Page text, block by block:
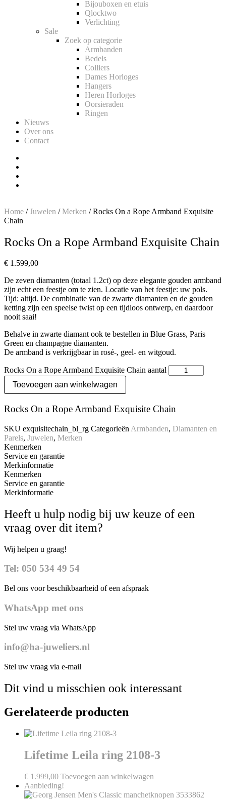
Bijouboxen en etuis
Qlocktwo
Verlichting
Sale
Zoek op categorie
Armbanden
Bedels
Colliers
Dames Horloges
Hangers
Heren Horloges
Oorsieraden
Ringen
Nieuws
Over ons
Contact
Home /Juwelen /Merken / Rocks On a Rope Armband Exquisite
Chain
Rocks On a Rope Armband Exquisite Chain
€ 1.599,00
De zeven diamanten (totaal 1.2ct) op deze elegante gouden armband
zijn echt een feestje om te zien. Locatie van het feestje: uw pols.
Tijd: altijd. De combinatie van de zwarte diamanten en de gouden
ketting zijn een speelse twist op een tijdloos ontwerp, en daardoor
nooit saai!
Behalve in zwarte diamant ook te bestellen in Blue Grass, Paris
Green en champagne diamanten.
De armband is verkrijgbaar in rosé-, geel- en witgoud.
Rocks On a Rope Armband Exquisite Chain aantal
Toevoegen aan winkelwagen
Rocks On a Rope Armband Exquisite Chain
SKU exquisitechain_bl_rg Categorieën Armbanden, Diamanten en
Parels, Juwelen, Merken
Kenmerken
Service en garantie
Merkinformatie
Kenmerken
Service en garantie
Merkinformatie
Heeft u hulp nodig bij uw keuze of een
vraag over dit item?
Wij helpen u graag!
Tel: 050 534 49 54
Bel ons voor beschikbaarheid of een afspraak
WhatsApp met ons
Stel uw vraag via WhatsApp
info@ha-juweliers.nl
Stel uw vraag via e-mail
Dit vind u misschien ook interessant
Gerelateerde producten
Lifetime Leila ring 2108-3
€ 1.999,00 Toevoegen aan winkelwagen
Aanbieding!